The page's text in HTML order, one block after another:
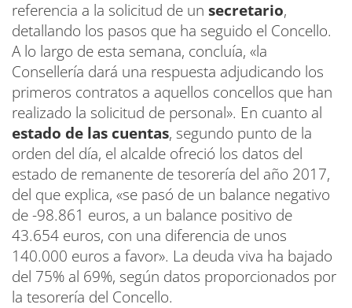
referencia a la solicitud de un secretario,
detallando los pasos que ha seguido el Concello.
A lo largo de esta semana, concluía, «la
Consellería dará una respuesta adjudicando los
primeros contratos a aquellos concellos que han
realizado la solicitud de personal». En cuanto al
estado de las cuentas, segundo punto de la
orden del día, el alcalde ofreció los datos del
estado de remanente de tesorería del año 2017,
del que explica, «se pasó de un balance negativo
de -98.861 euros, a un balance positivo de
43.654 euros, con una diferencia de unos
140.000 euros a favor». La deuda viva ha bajado
del 75% al 69%, según datos proporcionados por
la tesorería del Concello.